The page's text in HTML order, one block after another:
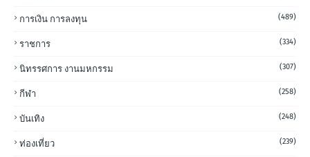
การเงิน การลงทุน (489)
ราชการ (334)
นิทรรศการ งานมหกรรม (307)
กีฬา (258)
บันเทิง (248)
ท่องเที่ยว (239)